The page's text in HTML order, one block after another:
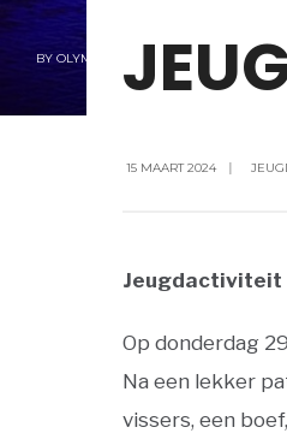
BY OLYMPIA
15 MAART 2024 |
Jeugdactiviteit
Op donderdag
Na een lekker
vissers, een